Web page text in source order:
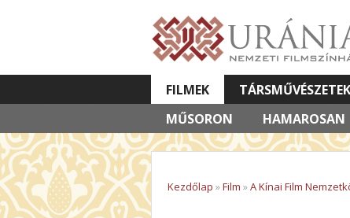
FILMEK
MŰSORON
HAMAROSAN
TÁRSMŰVÉSZETEK
VETÍTETT KÉPES ELŐADÁSOK
Kezdőlap »Film »A Kínai Film